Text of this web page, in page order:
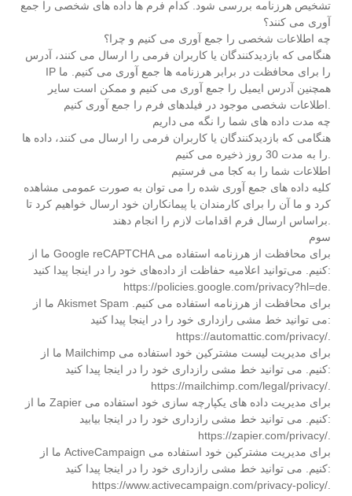
تشخیص هرزنامه بررسی شود. کدام فرم ها داده های شخصی را جمع
آوری می کنند؟
چه اطلاعات شخصی را جمع آوری می کنیم و چرا؟
هنگامی که بازدیدکنندگان یا کاربران فرمی را ارسال می کنند، آدرس
IP را برای محافظت در برابر هرزنامه ها جمع آوری می کنیم. ما
همچنین آدرس ایمیل را جمع آوری می کنیم و ممکن است سایر
چه مدت داده های شما را نگه می داریم
هنگامی که بازدیدکنندگان یا کاربران فرمی را ارسال می کنند، داده ها
اطلاعات شما را به کجا می فرستیم
کلیه داده های جمع آوری شده را می توان به صورت عمومی مشاهده
کرد و ما آن را برای کارمندان یا پیمانکاران خود ارسال خواهیم کرد تا
سوم
ما از Google reCAPTCHA برای محافظت از هرزنامه استفاده می
کنیم. می‌توانید اعلامیه حفاظت از داده‌های خود را در اینجا پیدا کنید:
https://policies.google.com/privacy?hl=de.
ما از Akismet Spam برای محافظت از هرزنامه استفاده می کنیم.
می توانید خط مشی رازداری خود را در اینجا پیدا کنید:
https://automattic.com/privacy/.
ما از Mailchimp برای مدیریت لیست مشترکین خود استفاده می
کنیم. می توانید خط مشی رازداری خود را در اینجا پیدا کنید:
https://mailchimp.com/legal/privacy/.
ما از Zapier برای مدیریت داده های یکپارچه سازی خود استفاده می
کنیم. می توانید خط مشی رازداری خود را در اینجا بیابید:
https://zapier.com/privacy/.
ما از ActiveCampaign برای مدیریت مشترکین خود استفاده می
کنیم. می توانید خط مشی رازداری خود را در اینجا پیدا کنید:
https://www.activecampaign.com/privacy-policy/.